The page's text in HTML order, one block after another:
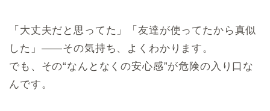
「大丈夫だと思ってた」「友達が使ってたから真似
した」――その気持ち、よくわかります。
でも、その“なんとなくの安心感”が危険の入り口な
んです。